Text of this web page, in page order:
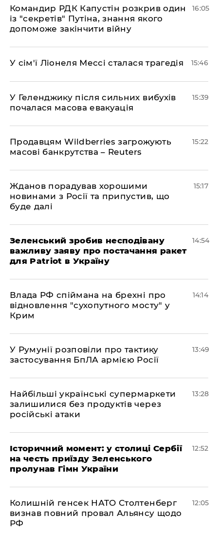
Командир РДК Капустін розкрив один
із "секретів" Путіна, знання якого
допоможе закінчити війну
16:05
У сім'ї Ліонеля Мессі сталася трагедія 15:46
У Геленджику після сильних вибухів
почалася масова евакуація
15:39
Продавцям Wildberries загрожують
масові банкрутства – Reuters
15:22
Жданов порадував хорошими
новинами з Росії та припустив, що
буде далі
15:17
Зеленський зробив несподівану
важливу заяву про постачання ракет
для Patriot в Україну
14:54
Влада РФ спіймана на брехні про
відновлення "сухопутного мосту" у
Крим
14:14
У Румунії розповіли про тактику
застосування БпЛА армією Росії
13:49
Найбільші українські супермаркети
залишилися без продуктів через
російські атаки
13:28
Історичний момент: у столиці Сербії
на честь приїзду Зеленського
пролунав Гімн України
12:52
Колишній генсек НАТО Столтенберг
визнав повний провал Альянсу щодо
РФ
12:05